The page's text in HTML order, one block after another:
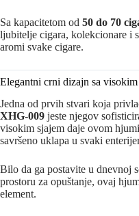
Sa kapacitetom od 50 do 70
ljubitelje cigara, kolekcionare i
aromi svake cigare.
Elegantni crni dizajn sa
Jedna od prvih stvari koja
XHG-009 jeste njegov
visokim sjajem daje ovom
savršeno uklapa u svaki
Bilo da ga postavite u dnevnoj
prostoru za opuštanje, ovaj
element.